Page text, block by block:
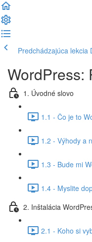
Predchádzajúca lekcia
WordPress:
1. Úvodné slovo
1.1 - Čo je to
1.2 - Výhody a
1.3 - Bude mi
1.4 - Myslite
2. Inštalácia
2.1 - Koho si